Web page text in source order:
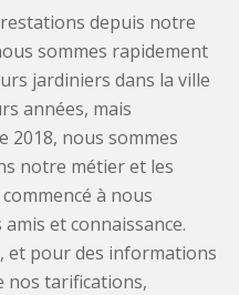
depuis notre
sommes rapidement
jardiniers dans la ville
années, mais
2018, nous sommes
notre métier et les
à nous
et connaissance.
et pour des informations
nos tarifications,